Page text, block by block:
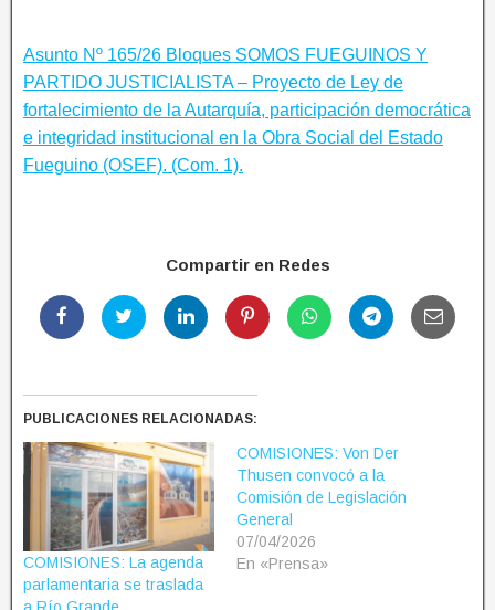
Asunto Nº 165/26 Bloques SOMOS FUEGUINOS Y
PARTIDO JUSTICIALISTA – Proyecto de Ley de
fortalecimiento de la Autarquía, participación democrática
e integridad institucional en la Obra Social del Estado
Fueguino (OSEF). (Com. 1).
Compartir en Redes
PUBLICACIONES RELACIONADAS:
COMISIONES: La agenda
parlamentaria se traslada
a Río Grande
COMISIONES: Von Der
Thusen convocó a la
Comisión de Legislación
General
07/04/2026
En «Prensa»